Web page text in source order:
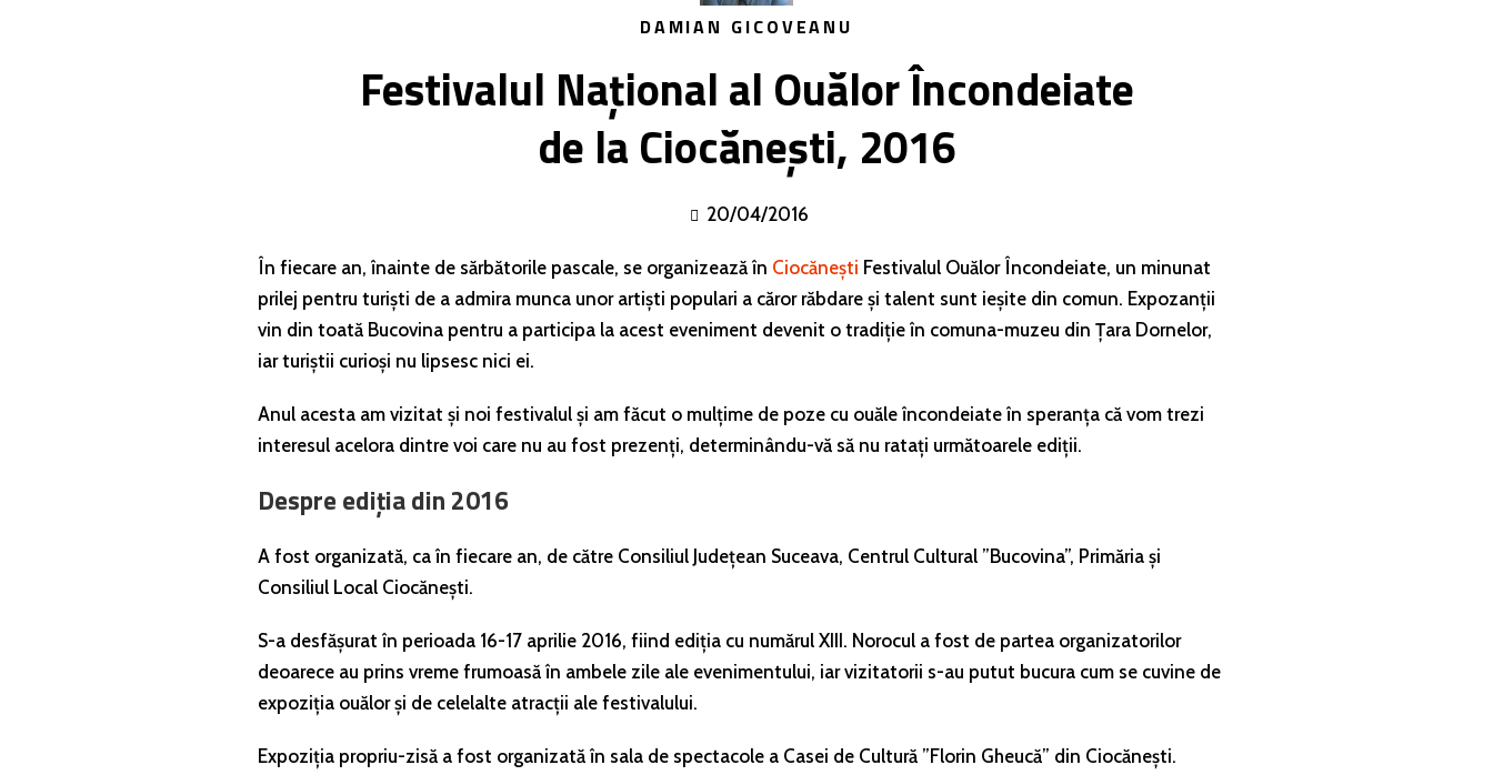
DAMIAN GICOVEANU
Festivalul Național al Ouălor Încondeiate
de la Ciocănești, 2016
20/04/2016
În fiecare an, înainte de sărbătorile pascale, se organizează în Ciocănești Festivalul Ouălor Încondeiate, un minunat
prilej pentru turiști de a admira munca unor artiști populari a căror răbdare și talent sunt ieșite din comun. Expozanții
vin din toată Bucovina pentru a participa la acest eveniment devenit o tradiție în comuna-muzeu din Țara Dornelor,
iar turiștii curioși nu lipsesc nici ei.
Anul acesta am vizitat și noi festivalul și am făcut o mulțime de poze cu ouăle încondeiate în speranța că vom trezi
interesul acelora dintre voi care nu au fost prezenți, determinându-vă să nu ratați următoarele ediții.
Despre ediția din 2016
A fost organizată, ca în fiecare an, de către Consiliul Județean Suceava, Centrul Cultural ”Bucovina”, Primăria și
Consiliul Local Ciocănești.
S-a desfășurat în perioada 16-17 aprilie 2016, fiind ediția cu numărul XIII. Norocul a fost de partea organizatorilor
deoarece au prins vreme frumoasă în ambele zile ale evenimentului, iar vizitatorii s-au putut bucura cum se cuvine de
expoziția ouălor și de celelalte atracții ale festivalului.
Expoziția propriu-zisă a fost organizată în sala de spectacole a Casei de Cultură ”Florin Gheucă” din Ciocănești.